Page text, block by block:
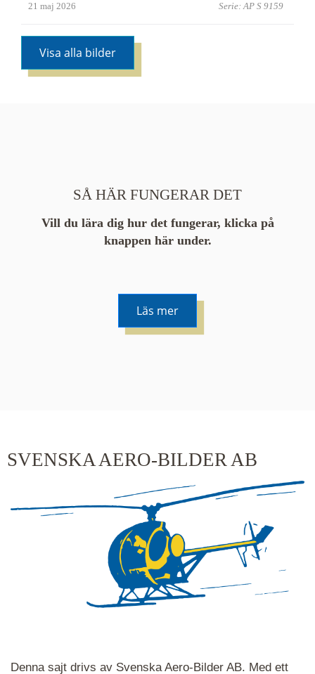
21 maj 2026 Serie: AP S 9159
Visa alla bilder
SÅ HÄR FUNGERAR DET
Vill du lära dig hur det fungerar, klicka på
knappen här under.
Läs mer
SVENSKA AERO-BILDER AB
Denna sajt drivs av Svenska Aero-Bilder AB. Med ett